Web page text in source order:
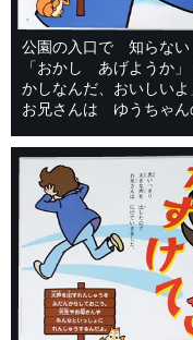
公園の入口で 知らな
「おかし あげようか
かしなんだ、おいしいよ
お兄さんは ゆうちゃ